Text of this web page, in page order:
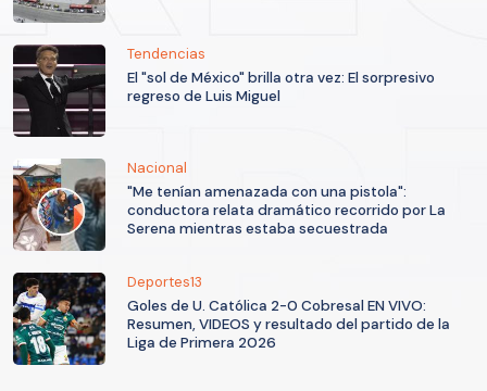
Tendencias
El "sol de México" brilla otra vez: El sorpresivo
regreso de Luis Miguel
Nacional
"Me tenían amenazada con una pistola":
conductora relata dramático recorrido por La
Serena mientras estaba secuestrada
Deportes13
Goles de U. Católica 2-0 Cobresal EN VIVO:
Resumen, VIDEOS y resultado del partido de la
Liga de Primera 2026